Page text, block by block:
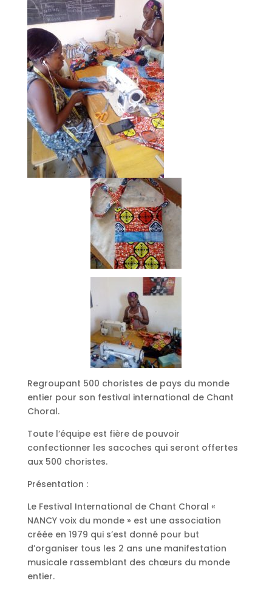
Regroupant 500 choristes de pays du monde
entier pour son festival international de Chant
Choral.
Toute l’équipe est fière de pouvoir
confectionner les sacoches qui seront offertes
aux 500 choristes.
Présentation :
Le Festival International de Chant Choral «
NANCY voix du monde » est une association
créée en 1979 qui s’est donné pour but
d’organiser tous les 2 ans une manifestation
musicale rassemblant des chœurs du monde
entier.